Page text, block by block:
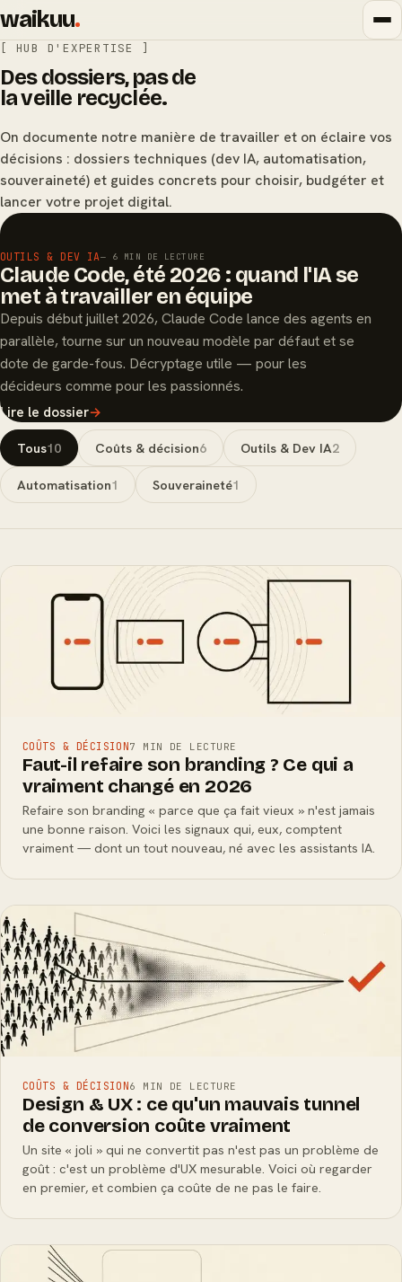
waikuu.
[ HUB D'EXPERTISE ]
Des dossiers, pas de
la veille recyclée.
On documente notre manière de travailler et on éclaire vos
décisions : dossiers techniques (dev IA, automatisation,
souveraineté) et guides concrets pour choisir, budgéter et
lancer votre projet digital.
OUTILS & DEV IA— 6 MIN DE LECTURE
Claude Code, été 2026 : quand l'IA se
met à travailler en équipe
Depuis début juillet 2026, Claude Code lance des agents en
parallèle, tourne sur un nouveau modèle par défaut et se
dote de garde-fous. Décryptage utile — pour les
décideurs comme pour les passionnés.
Lire le dossier→
Tous10 Coûts & décision6 Outils & Dev IA2
Automatisation1 Souveraineté1
COÛTS & DÉCISION7 MIN DE LECTURE
Faut-il refaire son branding ? Ce qui a
vraiment changé en 2026
Refaire son branding « parce que ça fait vieux » n'est jamais
une bonne raison. Voici les signaux qui, eux, comptent
vraiment — dont un tout nouveau, né avec les assistants IA.
COÛTS & DÉCISION6 MIN DE LECTURE
Design & UX : ce qu'un mauvais tunnel
de conversion coûte vraiment
Un site « joli » qui ne convertit pas n'est pas un problème de
goût : c'est un problème d'UX mesurable. Voici où regarder
en premier, et combien ça coûte de ne pas le faire.